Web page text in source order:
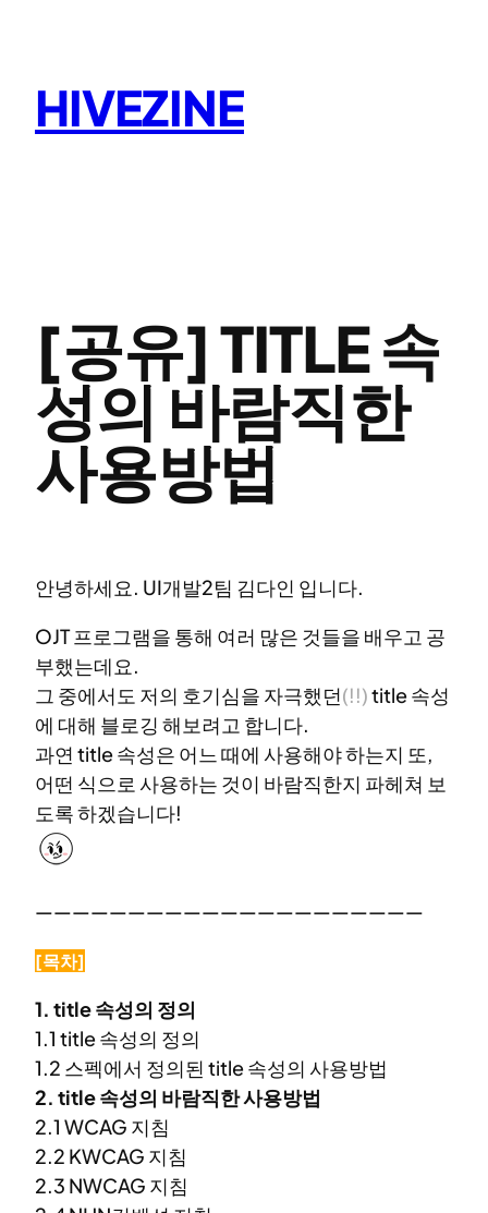
HIVEZINE
[공유] TITLE 속
성의 바람직한
사용방법
안녕하세요. UI개발2팀 김다인 입니다.
OJT 프로그램을 통해 여러 많은 것들을 배우고 공
부했는데요.
그 중에서도 저의 호기심을 자극했던(!!)title 속성
에 대해 블로깅 해보려고 합니다.
과연 title 속성은 어느 때에 사용해야 하는지 또,
어떤 식으로 사용하는 것이 바람직한지 파헤쳐 보
도록 하겠습니다!
—————————————————————
[목차]
1. title 속성의 정의
1.1 title 속성의 정의
1.2 스펙에서 정의된 title 속성의 사용방법
2. title 속성의 바람직한 사용방법
2.1 WCAG 지침
2.2 KWCAG 지침
2.3 NWCAG 지침